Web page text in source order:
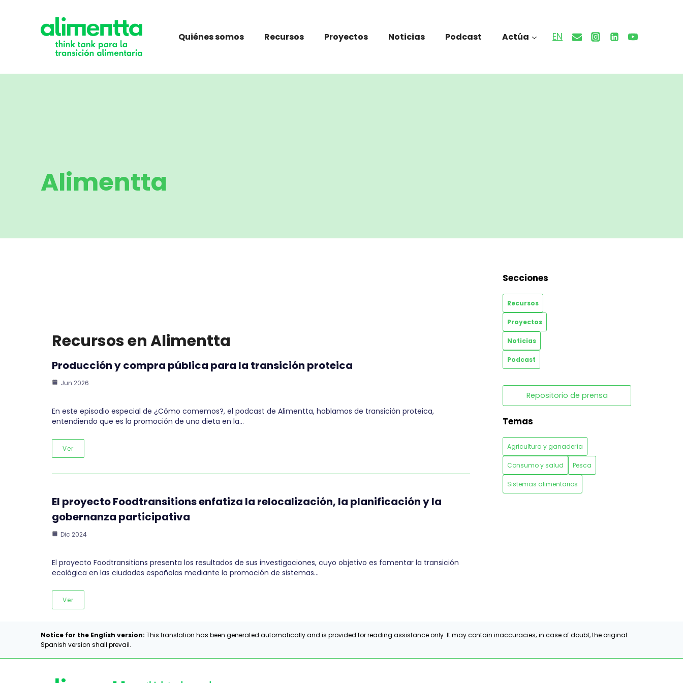
contenido
Quiénes somos Recursos Proyectos Noticias Podcast Actúa EN
Alimentta
Recursos en Alimentta
Producción y compra pública para la transición proteica
Jun 2026
En este episodio especial de ¿Cómo comemos?, el podcast de Alimentta, hablamos de transición proteica,
entendiendo que es la promoción de una dieta en la…
Ver
El proyecto Foodtransitions enfatiza la relocalización, la planificación y la
gobernanza participativa
Dic 2024
El proyecto Foodtransitions presenta los resultados de sus investigaciones, cuyo objetivo es fomentar la transición
ecológica en las ciudades españolas mediante la promoción de sistemas…
Ver
Secciones
Recursos
Proyectos
Noticias
Podcast
Repositorio de prensa
Temas
Agricultura y ganadería
Consumo y salud Pesca
Sistemas alimentarios
Notice for the English version: This translation has been generated automatically and is provided for reading assistance only. It may contain inaccuracies; in case of doubt, the original
Spanish version shall prevail.